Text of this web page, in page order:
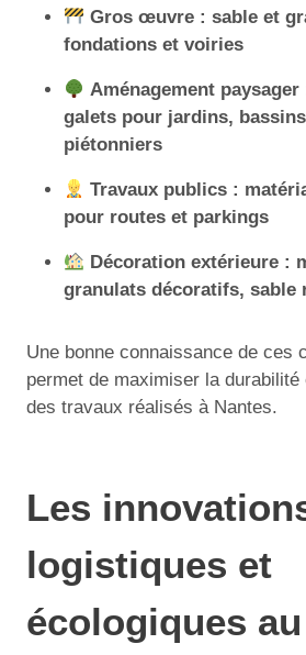
Gros œuvre : sable et
fondations et voiries
Aménagement
galets pour jardins,
piétonniers
Travaux publics :
pour routes et parkings
Décoration extérieure :
granulats décoratifs, sable
Une bonne connaissance de ces
permet de maximiser la durabilité
des travaux réalisés à Nantes.
Les
logistiques et
écologiques